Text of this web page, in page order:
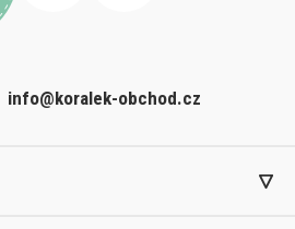
info@koralek-obchod.cz